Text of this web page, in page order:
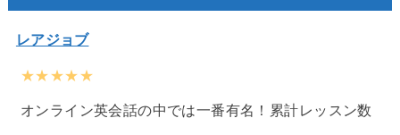
レアジョブ
★★★★★
オンライン英会話の中では一番有名！累計レッスン数